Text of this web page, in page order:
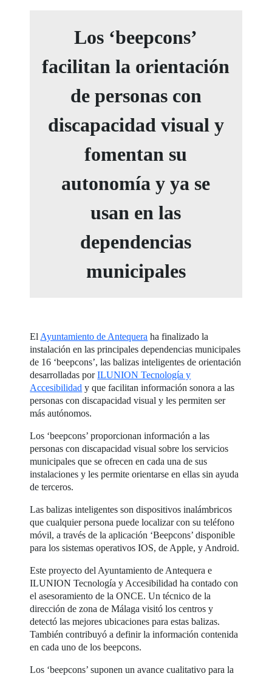
Los ‘beepcons’
facilitan la orientación
de personas con
discapacidad visual y
fomentan su
autonomía y ya se
usan en las
dependencias
municipales
El Ayuntamiento de Antequera ha finalizado la
instalación en las principales dependencias municipales
de 16 ‘beepcons’, las balizas inteligentes de orientación
desarrolladas porILUNION Tecnología y
Accesibilidad y que facilitan información sonora a las
personas con discapacidad visual y les permiten ser
más autónomos.
Los ‘beepcons’ proporcionan información a las
personas con discapacidad visual sobre los servicios
municipales que se ofrecen en cada una de sus
instalaciones y les permite orientarse en ellas sin ayuda
de terceros.
Las balizas inteligentes son dispositivos inalámbricos
que cualquier persona puede localizar con su teléfono
móvil, a través de la aplicación ‘Beepcons’ disponible
para los sistemas operativos IOS, de Apple, y Android.
Este proyecto del Ayuntamiento de Antequera e
ILUNION Tecnología y Accesibilidad ha contado con
el asesoramiento de la ONCE. Un técnico de la
dirección de zona de Málaga visitó los centros y
detectó las mejores ubicaciones para estas balizas.
También contribuyó a definir la información contenida
en cada uno de los beepcons.
Los ‘beepcons’ suponen un avance cualitativo para la